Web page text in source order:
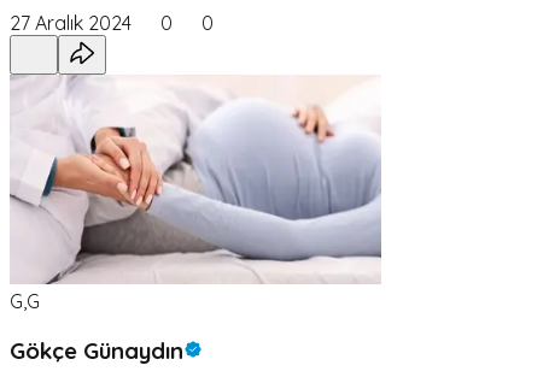
27 Aralık 2024 0 0
G,G
Gökçe Günaydın